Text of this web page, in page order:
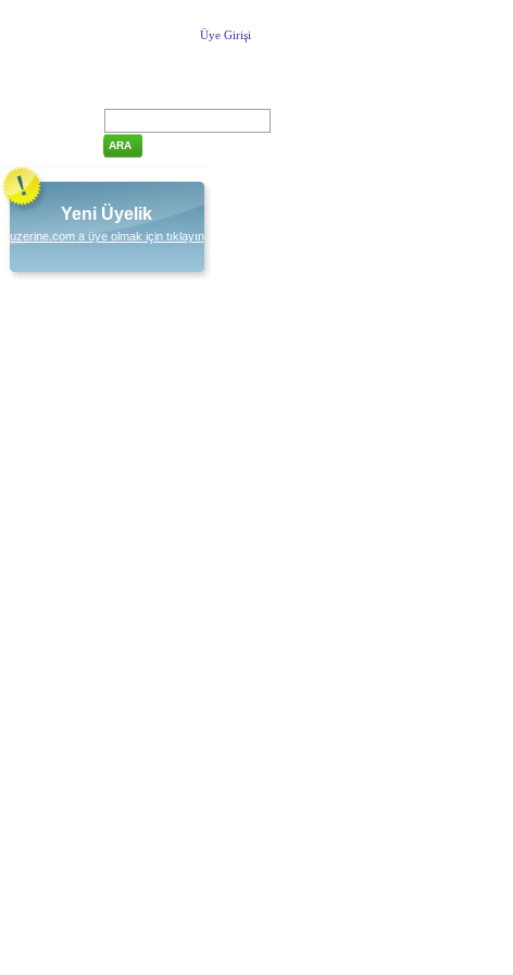
Üye Girişi
ARA
Yeni Üyelik
uzerine.com a üye olmak için tıklayın